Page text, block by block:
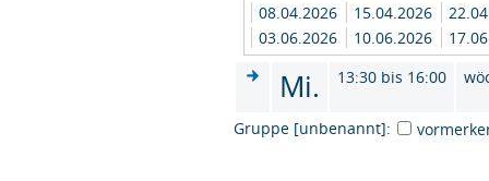
08.04.2026
15.04.2026
03.06.2026
10.06.2026
Mi. 13:30 bis 16:00
Gruppe [unbenannt]: